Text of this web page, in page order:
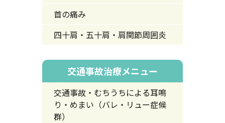
首の痛み
四十肩・五十肩・肩関節周囲炎
交通事故治療メニュー
交通事故・むちうちによる耳鳴
り・めまい（バレ・リュー症候
群）